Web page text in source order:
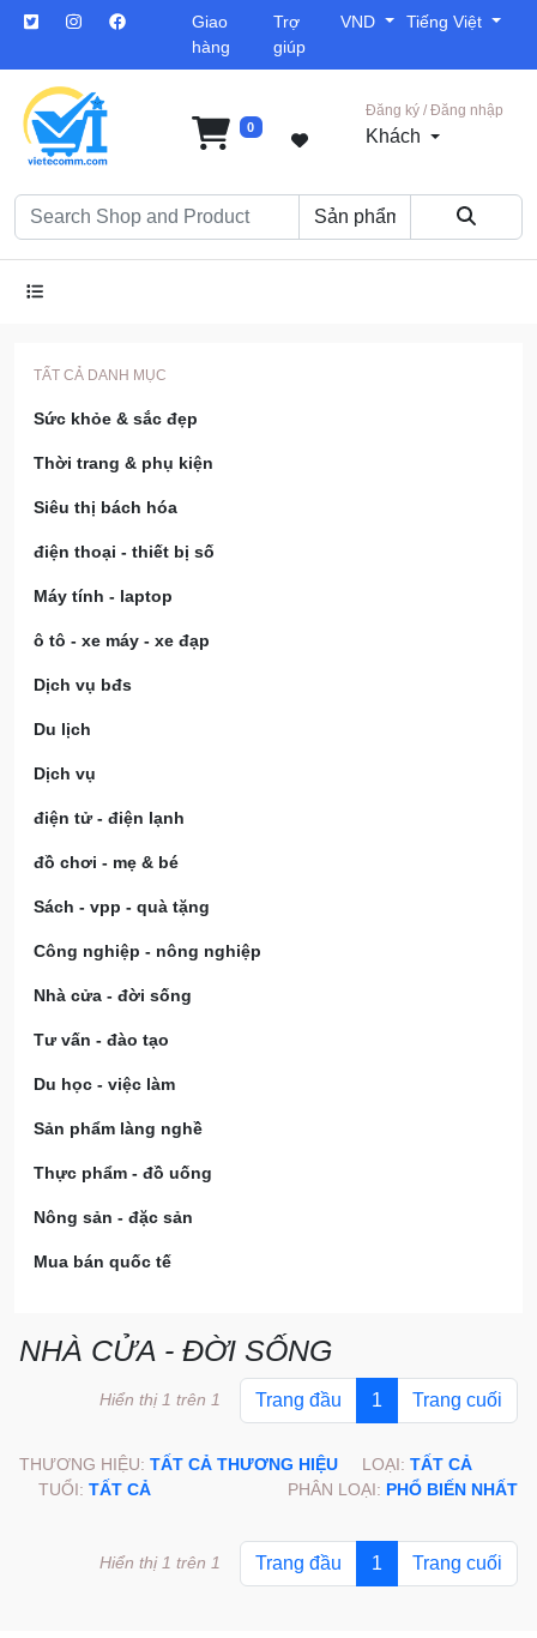
Giao
hàng
Trợ
giúp
VND Tiếng Việt
0
Đăng ký / Đăng nhập
Khách
TẤT CẢ DANH MỤC
Sức khỏe & sắc đẹp
Thời trang & phụ kiện
Siêu thị bách hóa
điện thoại - thiết bị số
Máy tính - laptop
ô tô - xe máy - xe đạp
Dịch vụ bđs
Du lịch
Dịch vụ
điện tử - điện lạnh
đồ chơi - mẹ & bé
Sách - vpp - quà tặng
Công nghiệp - nông nghiệp
Nhà cửa - đời sống
Tư vấn - đào tạo
Du học - việc làm
Sản phẩm làng nghề
Thực phẩm - đồ uống
Nông sản - đặc sản
Mua bán quốc tế
NHÀ CỬA - ĐỜI SỐNG
Trang đầu 1 Trang cuối
Hiển thị 1 trên 1
THƯƠNG HIỆU: TẤT CẢ THƯƠNG HIỆU LOẠI: TẤT CẢ
TUỔI: TẤT CẢ PHÂN LOẠI: PHỔ BIẾN NHẤT
Trang đầu 1 Trang cuối
Hiển thị 1 trên 1